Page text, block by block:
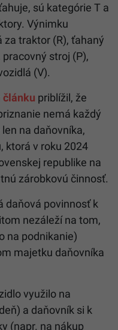
sú kategórie T a
Výnimku
traktor (R), ťahaný
stroj (P),
(V).
článku priblížil, že
nemá každý
na daňovníka,
ktorá v roku 2024
republike na
zárobkovú činnosť.
daňová povinnosť k
nezáleží na tom,
na podnikanie)
majetku daňovníka
využilo na
a daňovník si k
(napr. na nákup